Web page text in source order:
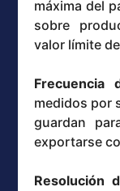
máxima del
sobre
valor límite
Frecuencia
medidos por
guardan
exportarse
Resolución